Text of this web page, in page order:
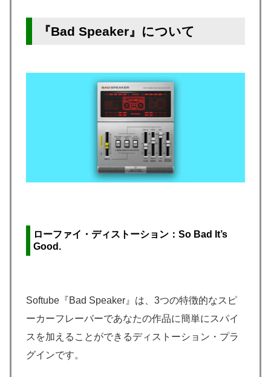
『Bad Speaker』について
ローファイ・ディストーション：So Bad It’s
Good.
Softube『Bad Speaker』は、3つの特徴的なスピ
ーカーフレーバーであなたの作品に簡単にスパイ
スを加えることができるディストーション・プラ
グインです。